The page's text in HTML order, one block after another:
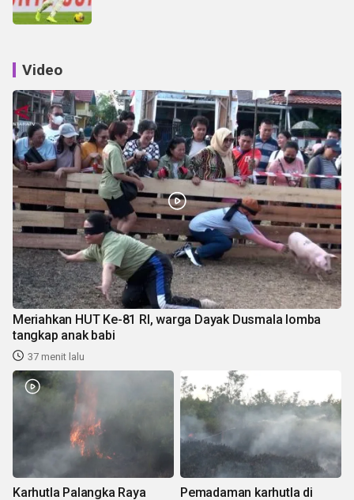
Video
Meriahkan HUT Ke-81 RI, warga Dayak Dusmala lomba
tangkap anak babi
37 menit lalu
Karhutla Palangka Raya
Pemadaman karhutla di